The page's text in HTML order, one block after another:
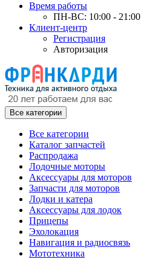
Время работы
ПН-ВС: 10:00 - 21:00
Клиент-центр
Регистрация
Авторизация
Все категории
Все категории
Каталог запчастей
Распродажа
Лодочные моторы
Аксессуары для моторов
Запчасти для моторов
Лодки и катера
Аксессуары для лодок
Прицепы
Эхолокация
Навигация и радиосвязь
Мототехника